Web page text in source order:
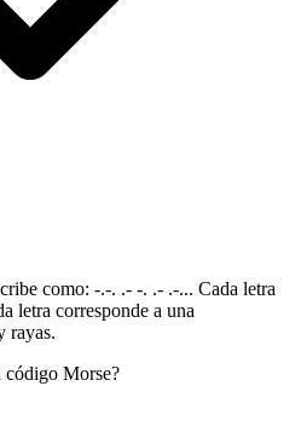
como: -.-. .- -. .- .-... Cada letra
letra corresponde a una
rayas.
código Morse?